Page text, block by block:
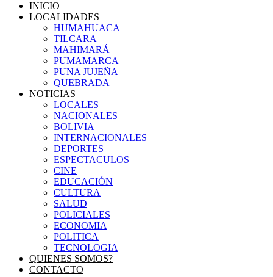
INICIO
LOCALIDADES
HUMAHUACA
TILCARA
MAHIMARÁ
PUMAMARCA
PUNA JUJEÑA
QUEBRADA
NOTICIAS
LOCALES
NACIONALES
BOLIVIA
INTERNACIONALES
DEPORTES
ESPECTACULOS
CINE
EDUCACIÓN
CULTURA
SALUD
POLICIALES
ECONOMIA
POLITICA
TECNOLOGIA
QUIENES SOMOS?
CONTACTO